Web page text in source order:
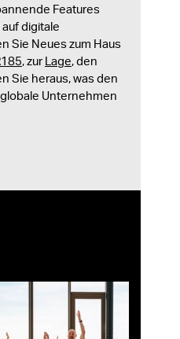
Features
digitale
Sie Neues zum Haus
, zurLage, den
Sie heraus, was den
Unternehmen